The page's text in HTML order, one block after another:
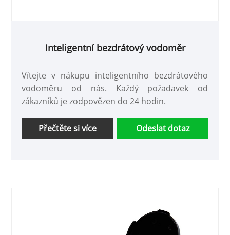
Inteligentní bezdrátový vodoměr
Vítejte v nákupu inteligentního bezdrátového
vodoměru od nás. Každý požadavek od
zákazníků je zodpovězen do 24 hodin.
Přečtěte si více Odeslat dotaz